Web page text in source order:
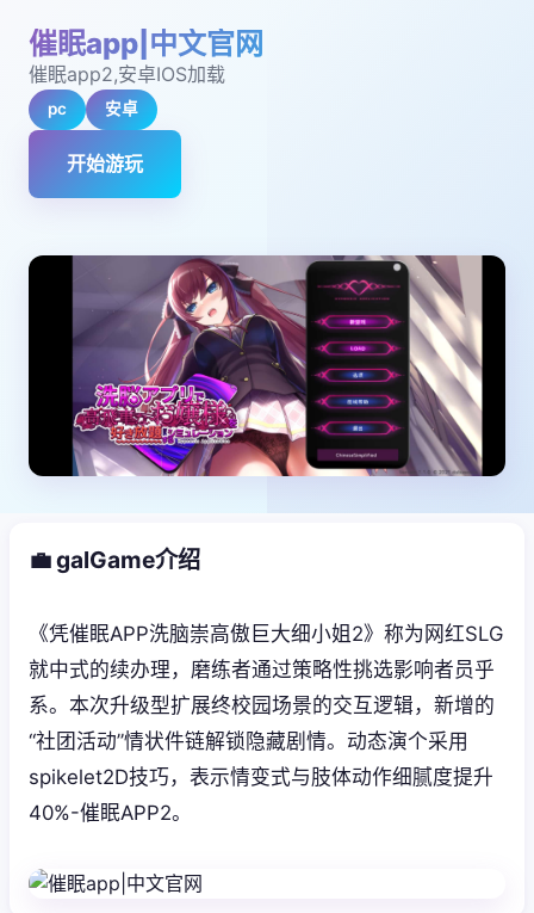
催眠app|中文官网
催眠app2,安卓IOS加载
pc 安卓
开始游玩
💼 galGame介绍
《凭催眠APP洗脑崇高傲巨大细小姐2》称为网红SLG
就中式的续办理，磨练者通过策略性挑选影响者员乎
系。本次升级型扩展终校园场景的交互逻辑，新增的
“社团活动”情状件链解锁隐藏剧情。动态演个采用
spikelet2D技巧，表示情变式与肢体动作细腻度提升
40%-催眠APP2。